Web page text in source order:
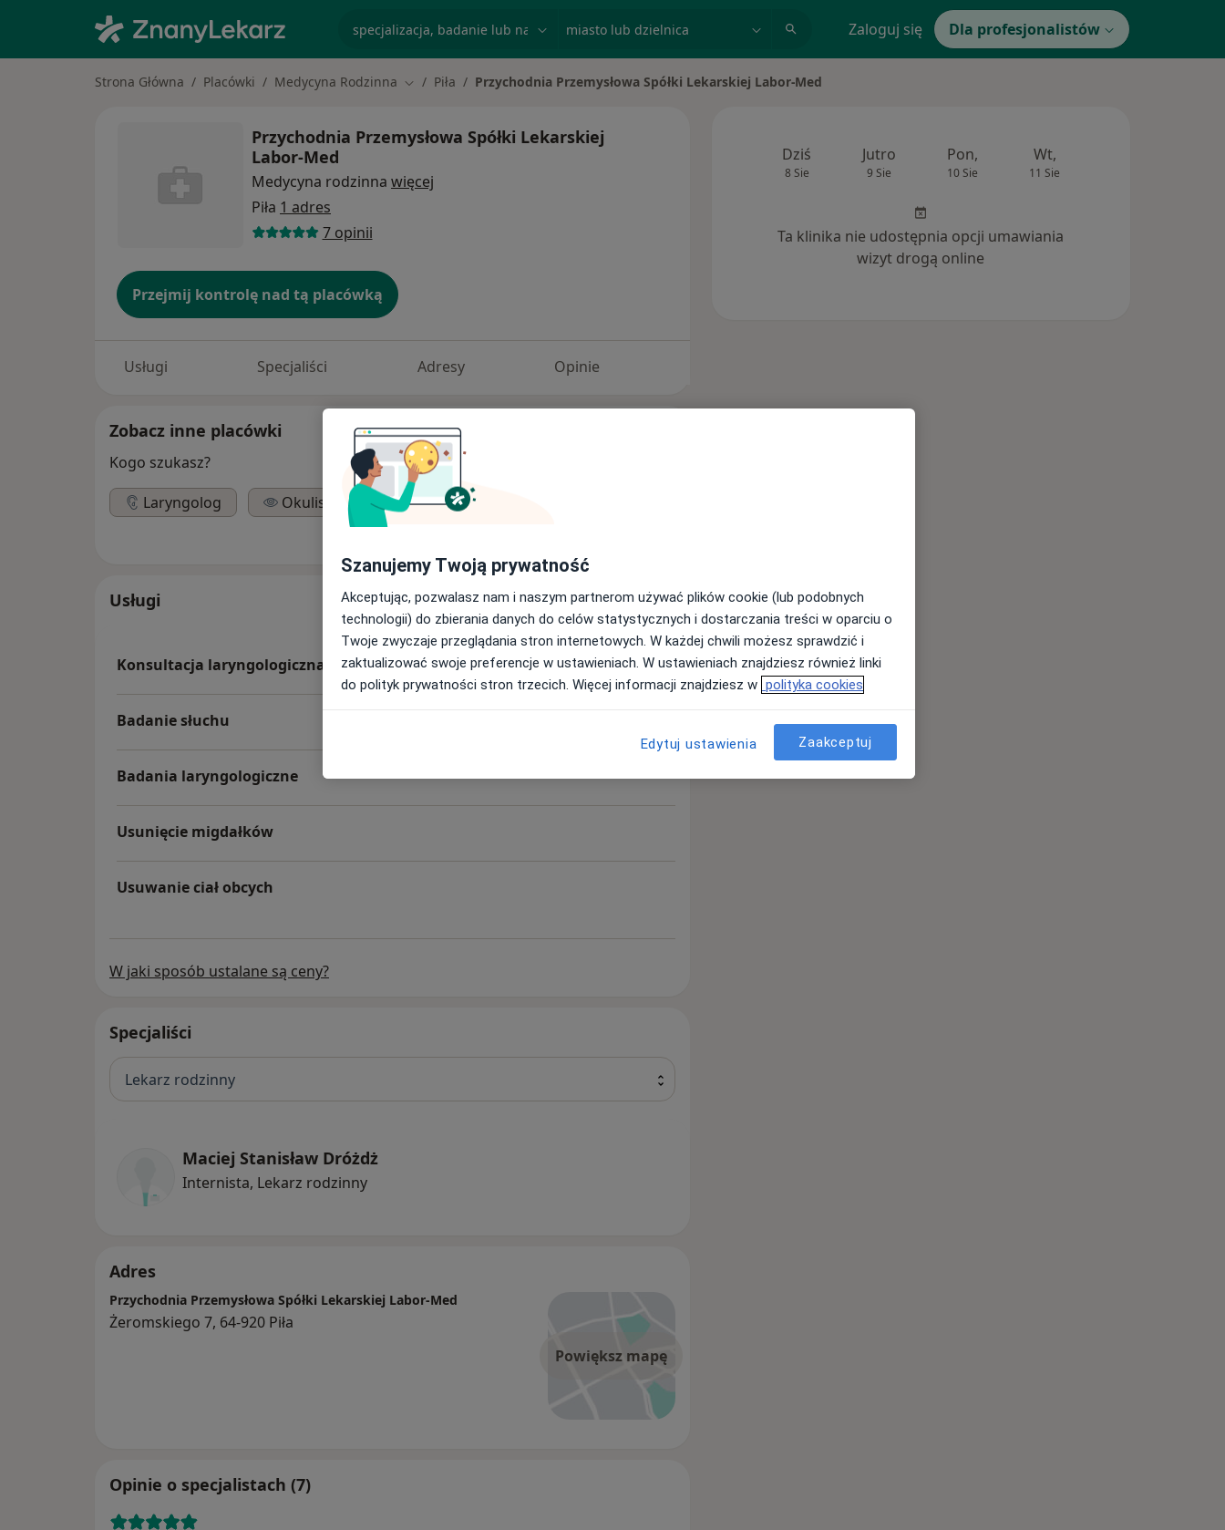
Zaloguj się Dla profesjonalistów
Strona Główna Placówki Medycyna Rodzinna Zmień miasto
Piła Przychodnia Przemysłowa Spółki Lekarskiej Labor-Med
Przychodnia Przemysłowa Spółki Lekarskiej
Labor-Med
Medycyna rodzinna więcej
Piła 1 adres
7 opinii
Przejmij kontrolę nad tą placówką
Usługi Specjaliści Adresy Opinie
Zobacz inne placówki
Kogo szukasz?
Laryngolog
Okulista
Usługi
Konsultacja laryngologiczna
Badanie słuchu
Badania laryngologiczne
Usunięcie migdałków
Usuwanie ciał obcych
W jaki sposób ustalane są ceny?
Specjaliści
Lekarz rodzinny
Maciej Stanisław Dróżdż
Internista, Lekarz rodzinny
Adres
Powiększ mapę
Przychodnia Przemysłowa Spółki Lekarskiej Labor-Med
Żeromskiego 7, 64-920 Piła
Opinie o specjalistach (7)
Dziś
8 Sie
Jutro
9 Sie
Pon,
10 Sie
Wt,
11 Sie
Ta klinika nie udostępnia opcji umawiania
wizyt drogą online
Szanujemy Twoją prywatność
Akceptując, pozwalasz nam i naszym partnerom używać plików cookie (lub podobnych
technologii) do zbierania danych do celów statystycznych i dostarczania treści w oparciu o
Twoje zwyczaje przeglądania stron internetowych. W każdej chwili możesz sprawdzić i
zaktualizować swoje preferencje w ustawieniach. W ustawieniach znajdziesz również linki
do polityk prywatności stron trzecich. Więcej informacji znajdziesz w polityka cookies
Edytuj ustawienia Zaakceptuj